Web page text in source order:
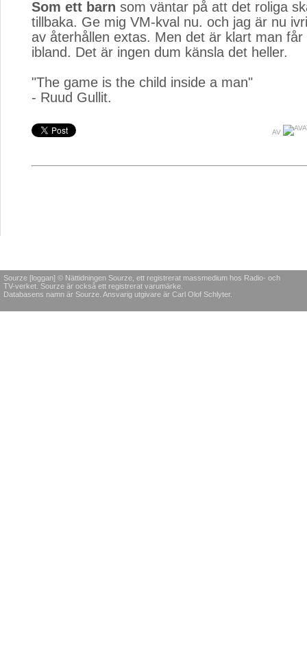
Som ett barn som väntar på att det roliga
tillbaka. Ge mig VM-kval nu. och jag är nu
av återhållen extas. Men det är klart man
ibland. Det är ingen dum känsla det heller.
"The game is the child inside a man"
- Ruud Gullit.
AV
Sourze [loggan] © Nättidningen Sourze, ett registrerat massmedium hos Radio- och
TV-verket. Sourze är också ett registrerat varumärke.
Databasens namn är Sourze. Ansvarig utgivare är Carl Olof Schlyter.